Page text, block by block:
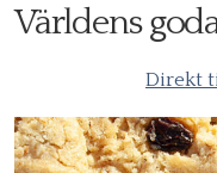
till
Sök
efter:
Världens
Direkt